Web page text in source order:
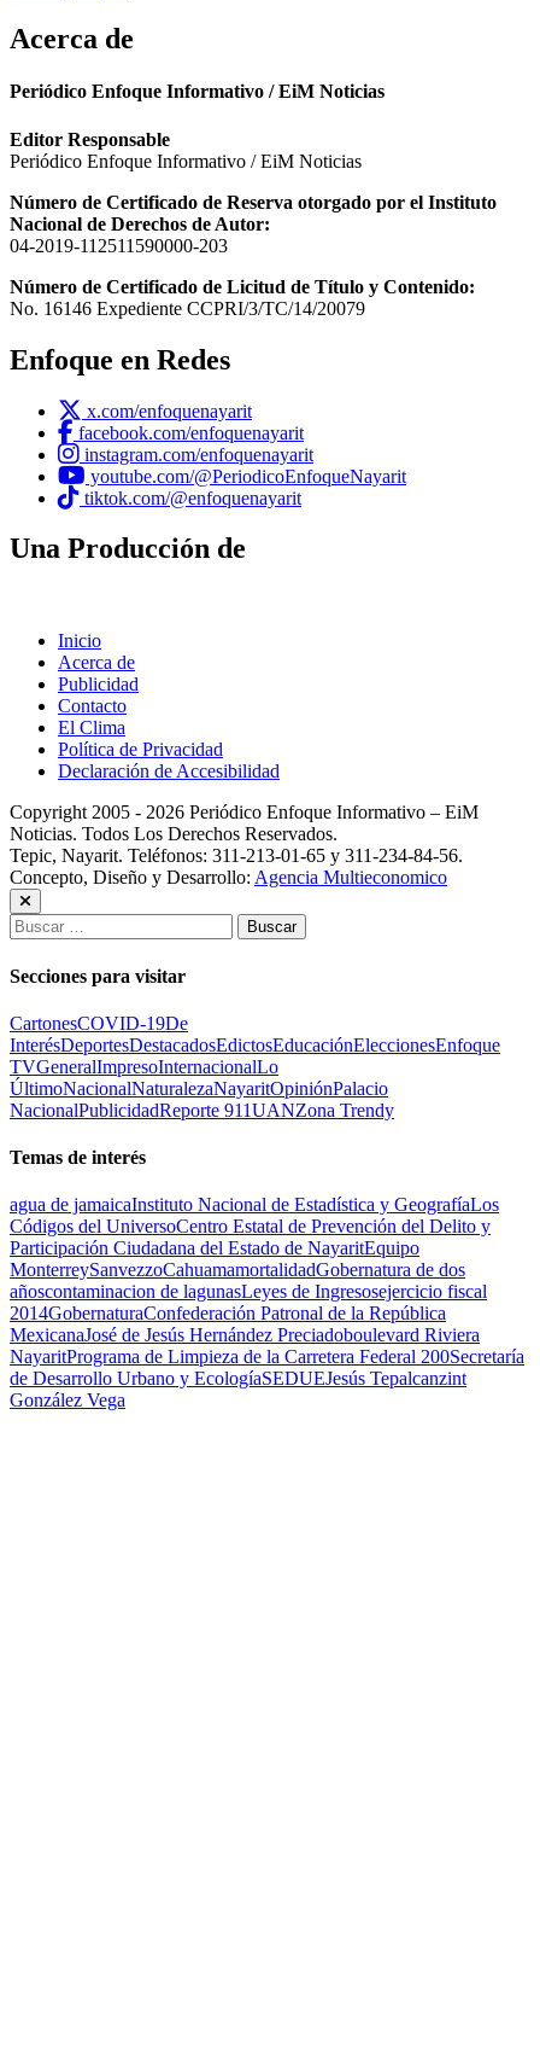
Acerca de
Periódico Enfoque Informativo / EiM Noticias
Editor Responsable
Periódico Enfoque Informativo / EiM Noticias
Número de Certificado de Reserva otorgado por el Instituto
Nacional de Derechos de Autor:
04-2019-112511590000-203
Número de Certificado de Licitud de Título y Contenido:
No. 16146 Expediente CCPRI/3/TC/14/20079
Enfoque en Redes
x.com/enfoquenayarit
facebook.com/enfoquenayarit
instagram.com/enfoquenayarit
youtube.com/@PeriodicoEnfoqueNayarit
tiktok.com/@enfoquenayarit
Una Producción de
Inicio
Acerca de
Publicidad
Contacto
El Clima
Política de Privacidad
Declaración de Accesibilidad
Copyright 2005 - 2026 Periódico Enfoque Informativo – EiM
Noticias. Todos Los Derechos Reservados.
Tepic, Nayarit. Teléfonos: 311-213-01-65 y 311-234-84-56.
Concepto, Diseño y Desarrollo: Agencia Multieconomico
Buscar:
Secciones para visitar
CartonesCOVID-19De
InterésDeportesDestacadosEdictosEducaciónEleccionesEnfoque
TVGeneralImpresoInternacionalLo
ÚltimoNacionalNaturalezaNayaritOpiniónPalacio
NacionalPublicidadReporte 911UANZona Trendy
Temas de interés
agua de jamaicaInstituto Nacional de Estadística y GeografíaLos
Códigos del UniversoCentro Estatal de Prevención del Delito y
Participación Ciudadana del Estado de NayaritEquipo
MonterreySanvezzoCahuamamortalidadGobernatura de dos
añoscontaminacion de lagunasLeyes de Ingresosejercicio fiscal
2014GobernaturaConfederación Patronal de la República
MexicanaJosé de Jesús Hernández Preciadoboulevard Riviera
NayaritPrograma de Limpieza de la Carretera Federal 200Secretaría
de Desarrollo Urbano y EcologíaSEDUEJesús Tepalcanzint
González Vega